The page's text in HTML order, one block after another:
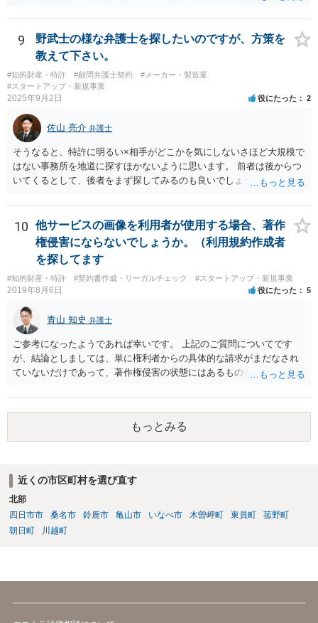
とを条件に割り引くサービスを提供していたケースですが、 明示的に
高評価と指示していなくても、全件報酬を支払うことを約してレビュ
ーをさせるということになれば、結局はそれはレビュー内容について
事業者が関与していると評価され「事業者による表示（広告）」と判
断される余地は残るといえるでしょう。 あくまで、自身の嗜好に基づ
く、自主的なレビューでなければステマ規制にひっかかる可能性があ
www.caa.go.jp/policies/policy/representation/fair_labeling/guideline/ass
ets/representation_cms216_230328_03.pdf の５頁（イ）、２（１）参
照
9
野武士の様な弁護士を探したいのですが、方策を
教えて下さい。
#知的財産・特許 #顧問弁護士契約
#メーカー・製造業
#スタートアップ・新規事業
2025年9月2日 役にたった 2
佐山 亮介 弁護士
そうなると、特許に明るい×相手がどこかを気にしないさほど大規模で
はない事務所を地道に探すほかないように思います。 前者は後からつ
いてくるとして、後者をまず探してみるのも良いでしょう。
10
他サービスの画像を利用者が使用する場合、著作
権侵害にならないでしょうか。（利用規約作成者
を探してます
#知的財産・特許 #契約書作成・リーガルチェック #スタートアップ・新規事業
2019年8月6日 役にたった 5
青山 知史 弁護士
ご参考になったようであれば幸いです。 上記のご質問についてです
が、結論としましては、単に権利者からの具体的な請求がまだなされ
ていないだけであって、著作権侵害の状態にはあるものと思慮いたし
ンテンツの投稿については、適法か否かも含め、投稿者で自己責任で
行うものとし、サイトとしては責任を持たない旨の規定がなされてい
ることがあります。 利用者も多いため、サイトとして投稿画像等のチ
ェックは行えないことから、自己責任で判断して行動するように求め
おいて事前チェックがなされるわけではないため、著作権侵害となる
ような画像もそのまま投稿されてしまい、結果として、権利者から削
除や損害賠償等の請求がなされるまで、事実上、その投稿状態が残っ
たままになっているものと思われます。 こうした無断転載の件数は多
く、また、本人の特定にも時間や費用がかかることから、全ての無断
いてきた場合には、こうした無断転載をしていると、権利侵害の責任
もっとみる
近くの市区町村を選び直す
北部
四日市市
桑名市 鈴鹿市 亀山市 いなべ市 木曽岬町 東員町
菰野町
朝日町
川越町